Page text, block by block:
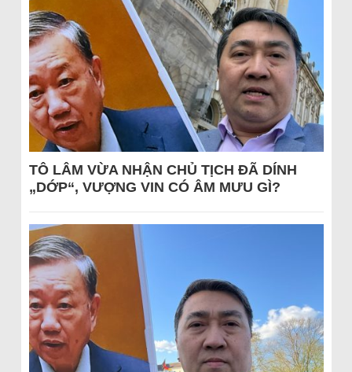
TÔ LÂM VỪA NHẬN CHỦ TỊCH ĐÃ DÍNH
„DỚP“, VƯỢNG VIN CÓ ÂM MƯU GÌ?